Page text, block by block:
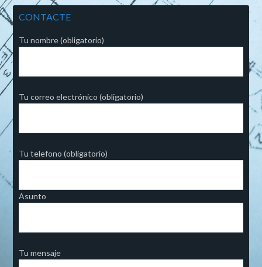
CONTACTE
Tu nombre (obligatorio)
Tu correo electrónico (obligatorio)
Tu telefono (obligatorio)
Asunto
Tu mensaje